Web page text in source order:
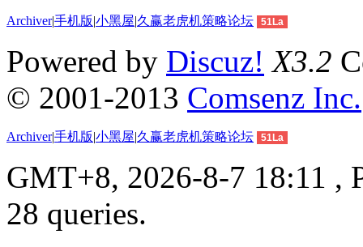
Archiver|手机版|小黑屋|久赢老虎机策略论坛 51La
Powered by Discuz! X3.2
© 2001-2013 Comsenz Inc.
Archiver|手机版|小黑屋|久赢老虎机策略论坛 51La
GMT+8, 2026-8-7 18:11 ,
28 queries.